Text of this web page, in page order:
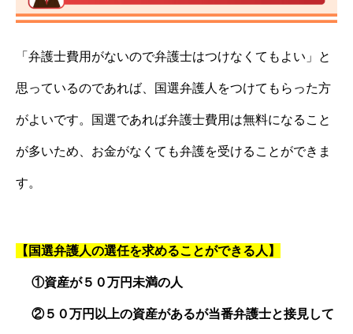
「弁護士費用がないので弁護士はつけなくてもよい」と
思っているのであれば、国選弁護人をつけてもらった方
がよいです。国選であれば弁護士費用は無料になること
が多いため、お金がなくても弁護を受けることができま
す。
【国選弁護人の選任を求めることができる人】
①資産が５０万円未満の人
②５０万円以上の資産があるが当番弁護士と接見して